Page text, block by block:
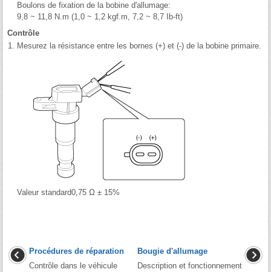
Boulons de fixation de la bobine d'allumage:
9,8 ~ 11,8 N.m (1,0 ~ 1,2 kgf.m, 7,2 ~ 8,7 Ib-ft)
Contrôle
1. Mesurez la résistance entre les bornes (+) et (-) de la bobine primaire.
Valeur standard0,75 Ω ± 15%
Procédures de réparation
Contrôle dans le véhicule
Bougie d'allumage
Description et fonctionnement